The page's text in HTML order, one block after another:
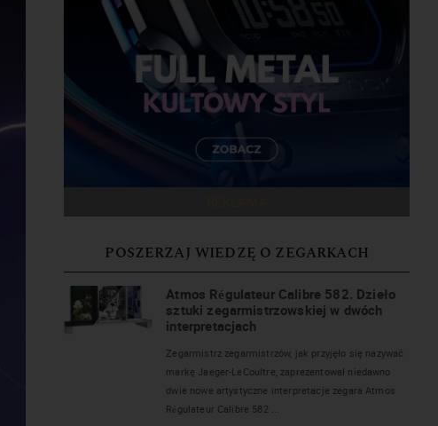
POSZERZAJ WIEDZĘ O ZEGARKACH
Atmos Régulateur Calibre 582. Dzieło
sztuki zegarmistrzowskiej w dwóch
interpretacjach
Zegarmistrz zegarmistrzów, jak przyjęło się nazywać
markę Jaeger-LeCoultre, zaprezentował niedawno
dwie nowe artystyczne interpretacje zegara Atmos
Régulateur Calibre 582 ...